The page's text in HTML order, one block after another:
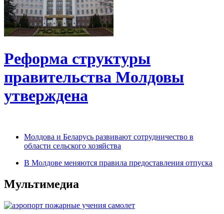
Реформа структуры
правительства Молдовы
утверждена
Молдова и Беларусь развивают сотрудничество в
области сельского хозяйства
В Молдове меняются правила предоставления отпуска
Мультимедиа